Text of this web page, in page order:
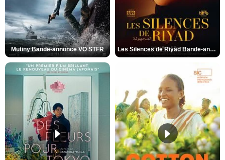
Mutiny Bande-annonce VO STFR Les Silences de Riyad Bande-annonce VO STFR